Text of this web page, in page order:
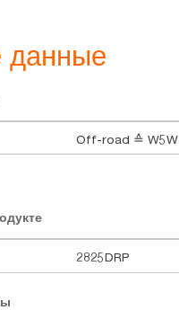
данные
Off-road ≙ W5W
2825DRP